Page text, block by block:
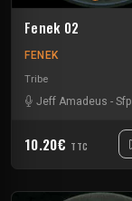
Fenek 02
FENEK
Tribe
Jeff Amadeus - Sfp
10.20€ TTC